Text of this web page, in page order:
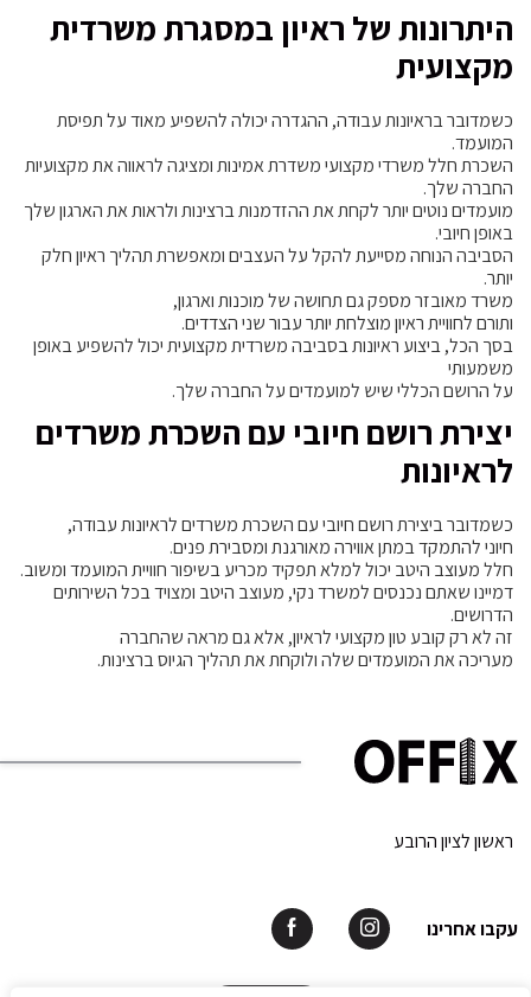
היתרונות של ראיון במסגרת משרדית
מקצועית
כשמדובר בראיונות עבודה, ההגדרה יכולה להשפיע מאוד על תפיסת
המועמד.
השכרת חלל משרדי מקצועי משדרת אמינות ומציגה לראווה את מקצועיות
החברה שלך.
מועמדים נוטים יותר לקחת את ההזדמנות ברצינות ולראות את הארגון שלך
באופן חיובי.
הסביבה הנוחה מסייעת להקל על העצבים ומאפשרת תהליך ראיון חלק
יותר.
משרד מאובזר מספק גם תחושה של מוכנות וארגון,
ותורם לחוויית ראיון מוצלחת יותר עבור שני הצדדים.
בסך הכל, ביצוע ראיונות בסביבה משרדית מקצועית יכול להשפיע באופן
משמעותי
על הרושם הכללי שיש למועמדים על החברה שלך.
יצירת רושם חיובי עם השכרת משרדים
לראיונות
כשמדובר ביצירת רושם חיובי עם השכרת משרדים לראיונות עבודה,
חיוני להתמקד במתן אווירה מאורגנת ומסבירת פנים.
חלל מעוצב היטב יכול למלא תפקיד מכריע בשיפור חוויית המועמד ומשוב.
דמיינו שאתם נכנסים למשרד נקי, מעוצב היטב ומצויד בכל השירותים
הדרושים.
זה לא רק קובע טון מקצועי לראיון, אלא גם מראה שהחברה
מעריכה את המועמדים שלה ולוקחת את תהליך הגיוס ברצינות.
ראשון לציון הרובע
עקבו אחרינו